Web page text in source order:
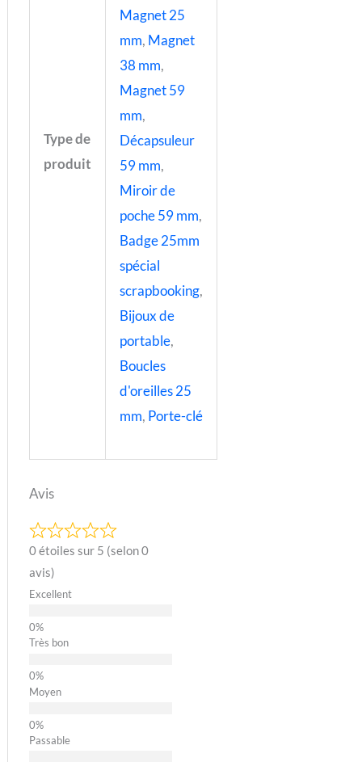
Type de
produit
Magnet 25
mm, Magnet
38 mm,
Magnet 59
mm,
Décapsuleur
59 mm,
Miroir de
poche 59 mm,
Badge 25mm
spécial
scrapbooking,
Bijoux de
portable,
Boucles
d'oreilles 25
mm, Porte-clé
Avis
0 étoiles sur 5 (selon 0
avis)
Excellent
Très bon
Moyen
Passable